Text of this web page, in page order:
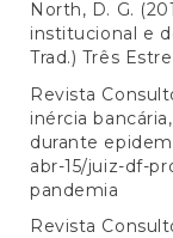
North, D. G.
institucional e
Trad.) Três
Revista
inércia
durante
abr-15/juiz-df-
pandemia
Revista